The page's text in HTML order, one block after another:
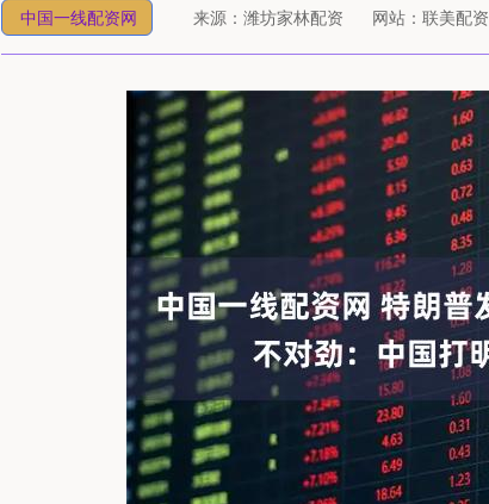
中国一线配资网 来源：潍坊家林配资 网站：联美配资